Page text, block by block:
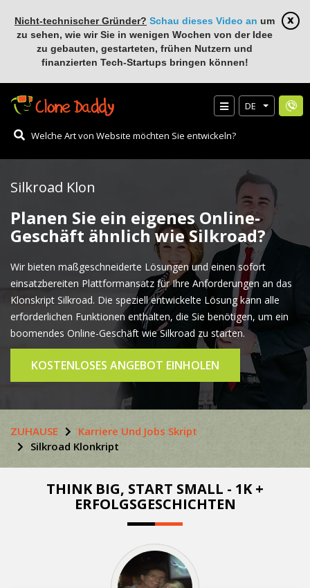
Nicht-technischer Gründer? Schau dieses Video an um
zu sehen, wie wir Sie in wenigen Wochen von der Idee
zu gebauten, gestarteten, frühen Nutzern und
finanzierten Tech-Startups bringen können!
DE
Silkroad Klon
Planen Sie ein eigenes Online-
Geschäft ähnlich wie Silkroad?
Wir bieten maßgeschneiderte Lösungen und einen sofort
einsatzbereiten Plattformansatz für Ihre Anforderungen an das
Klonskript Silkroad. Die speziell entwickelte Lösung kann alle
erforderlichen Funktionen enthalten, die Sie benötigen, um ein
boomendes Online-Geschäft wie Silkroad zu starten.
KOSTENLOSES ANGEBOT EINHOLEN
ZUHAUSE
Karriere Und Jobs Skript
Silkroad Klonkript
THINK BIG, START SMALL - 1K +
ERFOLGSGESCHICHTEN